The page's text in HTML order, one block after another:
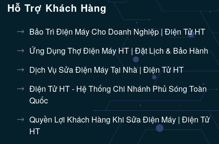
Hỗ Trợ Khách Hàng
Bảo Trì Điện Máy Cho Doanh Nghiệp | Điện Tử HT
Ứng Dụng Thợ Điện Máy HT | Đặt Lịch & Bảo Hành
Dịch Vụ Sửa Điện Máy Tại Nhà | Điện Tử HT
Điện Tử HT - Hệ Thống Chi Nhánh Phủ Sóng Toàn
Quốc
Quyền Lợi Khách Hàng Khi Sửa Điện Máy | Điện Tử
HT